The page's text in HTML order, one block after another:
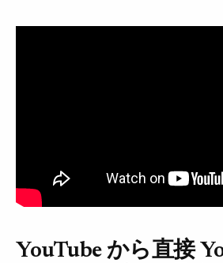
YouTube から直接